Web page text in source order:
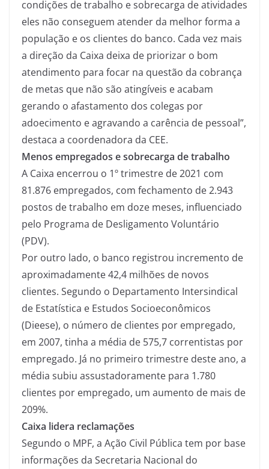
condições de trabalho e sobrecarga de atividades
eles não conseguem atender da melhor forma a
população e os clientes do banco. Cada vez mais
a direção da Caixa deixa de priorizar o bom
atendimento para focar na questão da cobrança
de metas que não são atingíveis e acabam
gerando o afastamento dos colegas por
adoecimento e agravando a carência de pessoal”,
destaca a coordenadora da CEE.
Menos empregados e sobrecarga de trabalho
A Caixa encerrou o 1º trimestre de 2021 com
81.876 empregados, com fechamento de 2.943
postos de trabalho em doze meses, influenciado
pelo Programa de Desligamento Voluntário
(PDV).
Por outro lado, o banco registrou incremento de
aproximadamente 42,4 milhões de novos
clientes. Segundo o Departamento Intersindical
de Estatística e Estudos Socioeconômicos
(Dieese), o número de clientes por empregado,
em 2007, tinha a média de 575,7 correntistas por
empregado. Já no primeiro trimestre deste ano, a
média subiu assustadoramente para 1.780
clientes por empregado, um aumento de mais de
209%.
Caixa lidera reclamações
Segundo o MPF, a Ação Civil Pública tem por base
informações da Secretaria Nacional do